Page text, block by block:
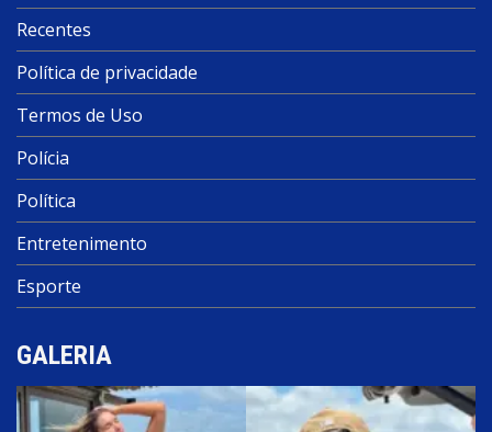
Recentes
Política de privacidade
Termos de Uso
Polícia
Política
Entretenimento
Esporte
GALERIA